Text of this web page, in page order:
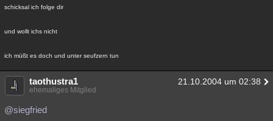
schicksal ich folge dir
und wollt ichs nicht
ich müßt es doch und unter seufzern tun
taothustra1 21.10.2004 um 02:38
ehemaliges Mitglied
@siegfried